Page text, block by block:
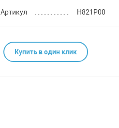
Артикул Н821Р00
Купить в один клик